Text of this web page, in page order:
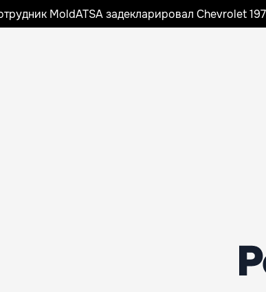
MoldATSA задекларировал Chevrolet